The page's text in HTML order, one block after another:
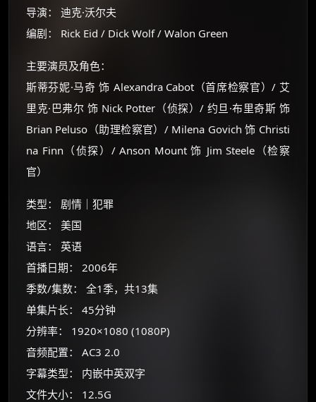
导演： 迪克·沃尔夫
编剧： Rick Eid / Dick Wolf / Walon Green
主要演员及角色：
斯蒂芬妮·马奇 饰 Alexandra Cabot（首席检察官）/ 艾
里克·巴弗尔 饰 Nick Potter（侦探）/ 约旦·布里奇斯 饰
Brian Peluso（助理检察官）/ Milena Govich 饰 Christi
na Finn（侦探）/ Anson Mount 饰 Jim Steele（检察
官）
类型： 剧情｜犯罪
地区： 美国
语言： 英语
首播日期： 2006年
季数/集数： 全1季，共13集
单集片长： 45分钟
分辨率： 1920×1080 (1080P)
音频配置： AC3 2.0
字幕类型： 内嵌中英双字
文件大小： 12.5G
🧧 福利领取站
☕
朋友们辛苦了 💦
你需要的各种会员，都可低价购买！